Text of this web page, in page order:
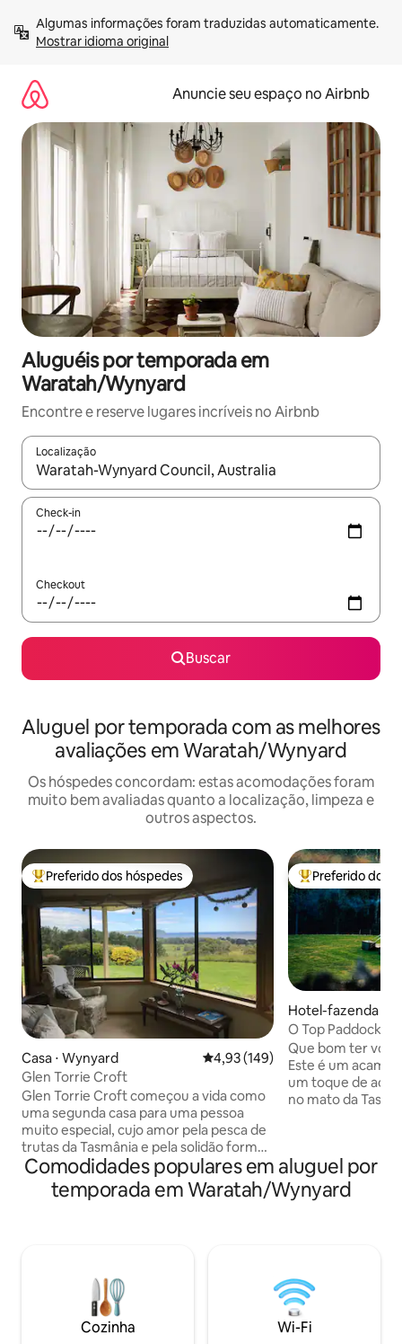
para
Mostrar idioma original
Anuncie seu espaço no Airbnb
Aluguéis por temporada em
Waratah/Wynyard
Encontre e reserve lugares incríveis no Airbnb
Localização
Quando os resultados estiverem disponíveis, explore-os
Check-in
Checkout
Buscar
Aluguel por temporada com as melhores
avaliações em Waratah/Wynyard
Os hóspedes concordam: estas acomodações foram
muito bem avaliadas quanto a localização, limpeza e
outros aspectos.
Entre os melhores preferidos dos hóspedes
Preferido dos hóspedes
Casa ⋅ Wynyard 4,93 de uma avaliação média de
4,93 (149)
Glen Torrie Croft
Glen Torrie Croft começou a vida como
uma segunda casa para uma pessoa
muito especial, cujo amor pela pesca de
trutas da Tasmânia e pela solidão formou
a vida das pessoas na fazenda hoje.
Temos o prazer de compartilhá-lo com
você, para que você também possa
deslumbrante, sem Wi-Fi e uma grande
estante de livros. Perfeito para casais ou
famílias pequenas, ou aqueles que
querem adicionar um toque de conforto
Entre os
Preferido dos
Hotel-fazenda ⋅
O Top Paddock
Que bom ter
Este é um
um toque de
no mato da
na costa
nenhum outro
banheira a lenha,
uma versão da
acampamento de
Comodidades populares em aluguel por
temporada em Waratah/Wynyard
Cozinha Wi-Fi